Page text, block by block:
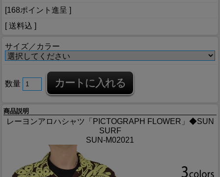
[168ポイント進呈 ]
[ 送料込 ]
サイズ／カラー
数量
商品説明
レーヨンアロハシャツ「PICTOGRAPH FLOWER」◆SUN
SURF
SUN-M02021